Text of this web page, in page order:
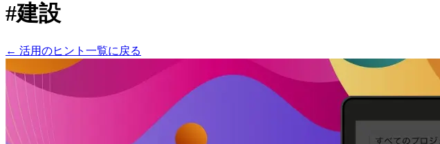
#建設
← 活用のヒント一覧に戻る